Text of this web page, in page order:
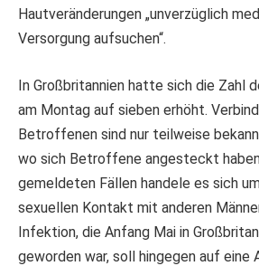
Hautveränderungen „unverzüglich
Versorgung aufsuchen“.
In Großbritannien hatte sich die Zahl
am Montag auf sieben erhöht.
Betroffenen sind nur teilweise
wo sich Betroffene angesteckt
gemeldeten Fällen handele es sich
sexuellen Kontakt mit anderen
Infektion, die Anfang Mai in
geworden war, soll hingegen auf eine